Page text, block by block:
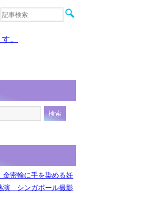
音楽
。
金密輸に手を染める妊
演 シンガポール撮影